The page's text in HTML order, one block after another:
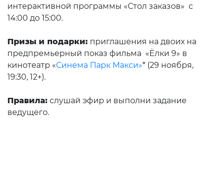
интерактивной программы «Стол заказов» с
14:00 до 15:00.
Призы и подарки: приглашения на двоих на
предпремьерный показ фильма «Ёлки 9» в
кинотеатр «Синема Парк Макси»* (29 ноября,
19:30, 12+).
Правила: слушай эфир и выполни задание
ведущего.